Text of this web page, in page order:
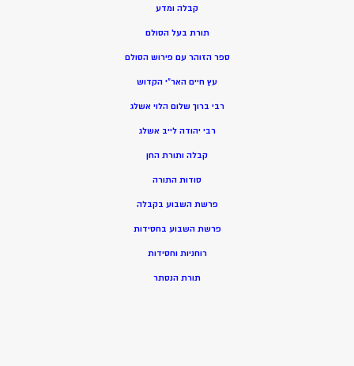
קבלה ומדע
תורת בעל הסולם
ספר הזוהר עם פירוש הסולם
עץ חיים האר”י הקדוש
רבי ברוך שלום הלוי אשלג
רבי יהודה לייב אשלג
קבלה ותורת החן
סודות התורה
פרשת השבוע בקבלה
פרשת השבוע בחסידות
רוחניות וחסידות
תורת הנסתר